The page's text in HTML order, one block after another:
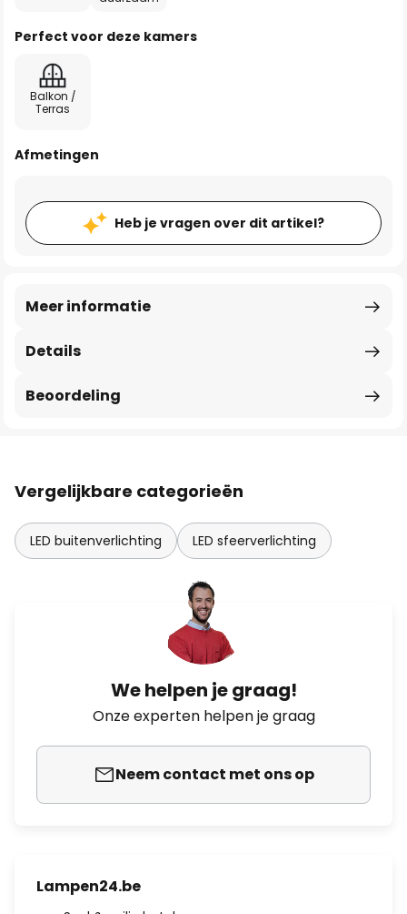
Perfect voor deze kamers
Balkon /
Terras
Afmetingen
Heb je vragen over dit artikel?
Details
Meer informatie
Beoordeling
Vergelijkbare categorieën
LED buitenverlichting LED sfeerverlichting
We helpen je graag!
Onze experten helpen je graag
Neem contact met ons op
Lampen24.be